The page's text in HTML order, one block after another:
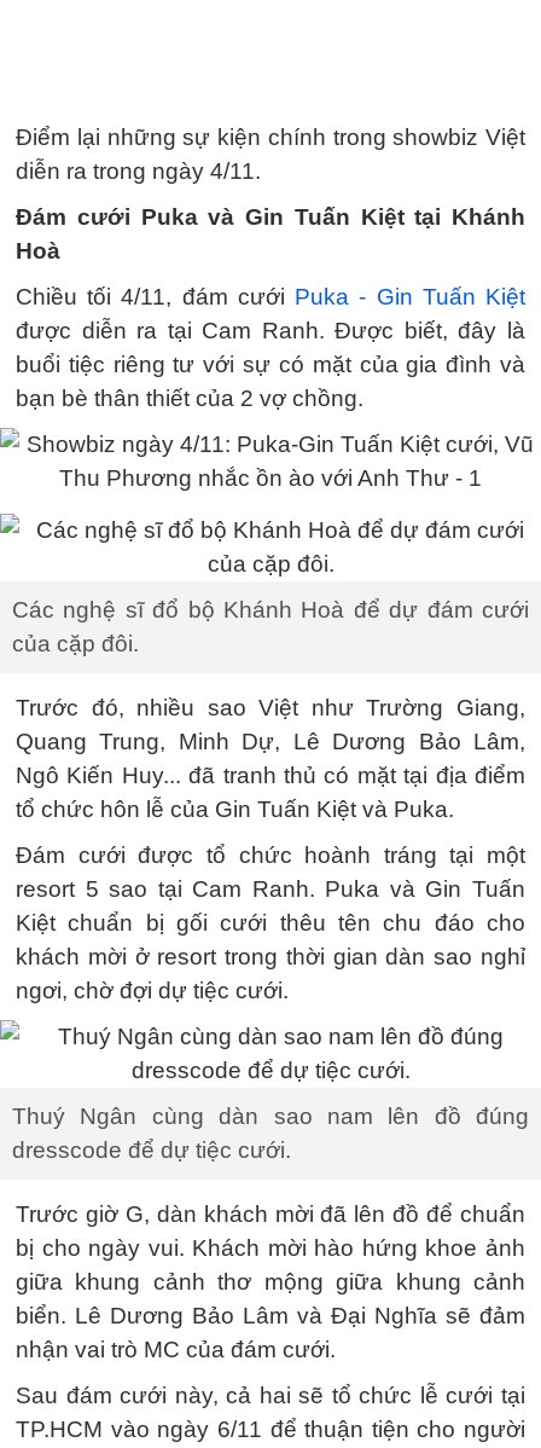
Điểm lại những sự kiện chính trong showbiz Việt
diễn ra trong ngày 4/11.
Đám cưới Puka và Gin Tuấn Kiệt tại Khánh
Hoà
Chiều tối 4/11, đám cưới Puka - Gin Tuấn Kiệt
được diễn ra tại Cam Ranh. Được biết, đây là
buổi tiệc riêng tư với sự có mặt của gia đình và
bạn bè thân thiết của 2 vợ chồng.
Các nghệ sĩ đổ bộ Khánh Hoà để dự đám cưới
của cặp đôi.
Trước đó, nhiều sao Việt như Trường Giang,
Quang Trung, Minh Dự, Lê Dương Bảo Lâm,
Ngô Kiến Huy... đã tranh thủ có mặt tại địa điểm
tổ chức hôn lễ của Gin Tuấn Kiệt và Puka.
Đám cưới được tổ chức hoành tráng tại một
resort 5 sao tại Cam Ranh. Puka và Gin Tuấn
Kiệt chuẩn bị gối cưới thêu tên chu đáo cho
khách mời ở resort trong thời gian dàn sao nghỉ
ngơi, chờ đợi dự tiệc cưới.
Thuý Ngân cùng dàn sao nam lên đồ đúng
dresscode để dự tiệc cưới.
Trước giờ G, dàn khách mời đã lên đồ để chuẩn
bị cho ngày vui. Khách mời hào hứng khoe ảnh
giữa khung cảnh thơ mộng giữa khung cảnh
biển. Lê Dương Bảo Lâm và Đại Nghĩa sẽ đảm
nhận vai trò MC của đám cưới.
Sau đám cưới này, cả hai sẽ tổ chức lễ cưới tại
TP.HCM vào ngày 6/11 để thuận tiện cho người